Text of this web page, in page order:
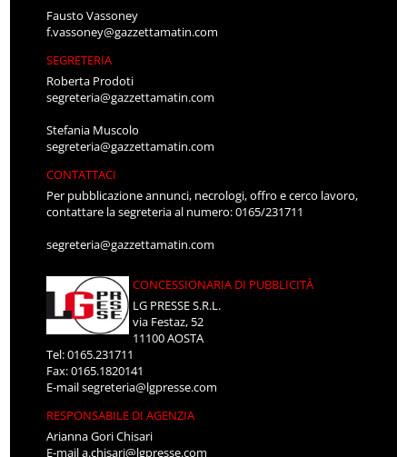
Fausto Vassoney
f.vassoney@gazzettamatin.com
SEGRETERIA
Roberta Prodoti
segreteria@gazzettamatin.com
Stefania Muscolo
segreteria@gazzettamatin.com
CONTATTACI
Per pubblicazione annunci, necrologi, offro e cerco lavoro,
contattare la segreteria al numero: 0165/231711
segreteria@gazzettamatin.com
CONCESSIONARIA DI PUBBLICITÀ
LG PRESSE S.R.L.
via Festaz, 52
11100 AOSTA
Tel: 0165.231711
Fax: 0165.1820141
E-mailsegreteria@lgpresse.com
RESPONSABILE DI AGENZIA
Arianna Gori Chisari
E-maila.chisari@lgpresse.com